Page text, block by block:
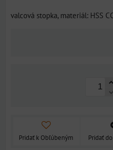
valcová stopka, materiál: HSS
Pridať k Obľúbeným Pridať